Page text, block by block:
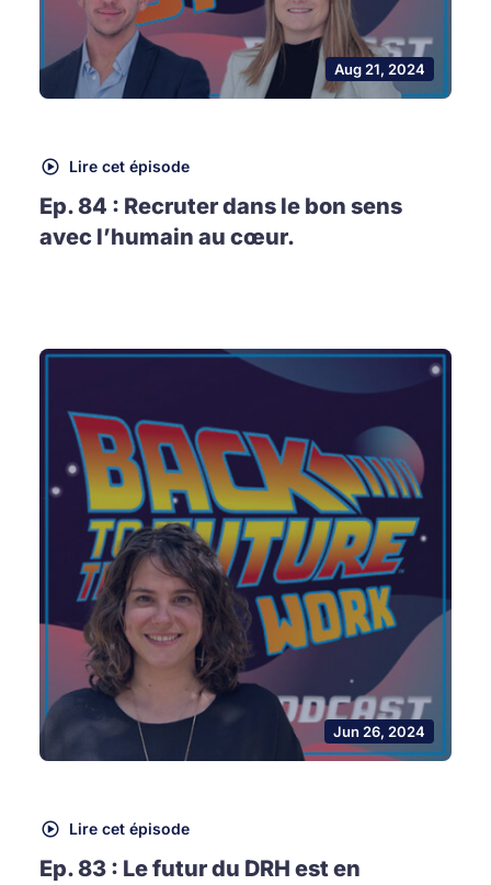
Aug 21, 2024
Lire cet épisode
Ep. 84 : Recruter dans le bon sens
avec l’humain au cœur.
Jun 26, 2024
Lire cet épisode
Ep. 83 : Le futur du DRH est en